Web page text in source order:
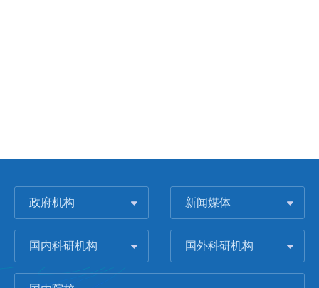
政府机构 新闻媒体
国内科研机构 国外科研机构